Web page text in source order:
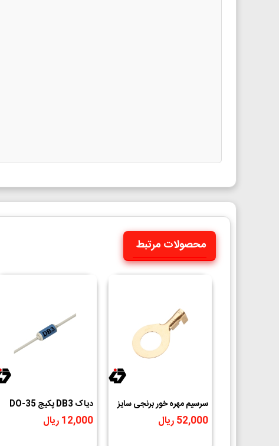
محصولات مرتبط
سرسیم مهره خور برنجی سایز
6
52,000 ریال
دیاک DB3 پکیج DO-35
12,000 ریال